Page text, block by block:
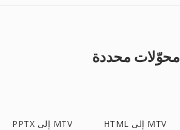
محوّلات محددة
PPTX إلى MTV HTML إلى MTV